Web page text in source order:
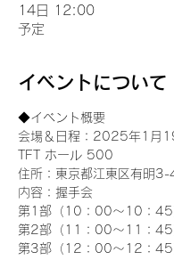
14日 12:00
予定
イベントについて
◆イベント概要
会場＆日程：2025年1月
TFT ホール 500
住所：東京都江東区有明
内容：握手会
第1部（10：00～10：45
第2部（11：00～11：45
第3部（12：00～12：45